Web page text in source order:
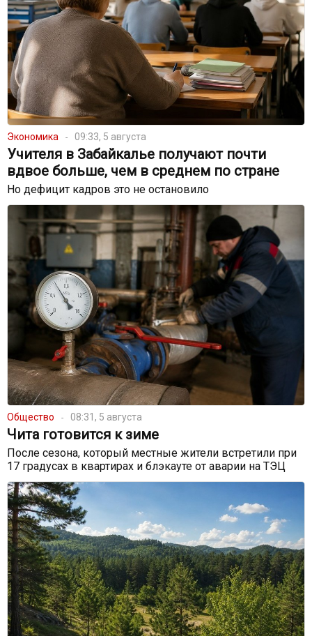
Экономика 09:33, 5 августа
Учителя в Забайкалье получают почти
вдвое больше, чем в среднем по стране
Но дефицит кадров это не остановило
Общество 08:31, 5 августа
Чита готовится к зиме
После сезона, который местные жители встретили при
17 градусах в квартирах и блэкауте от аварии на ТЭЦ